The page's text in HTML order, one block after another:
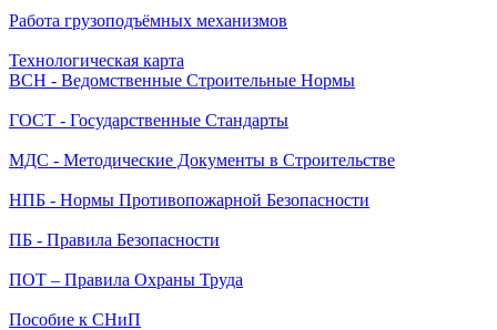
Работа грузоподъёмных механизмов
Технологическая карта
ВСН - Ведомственные Строительные Нормы
ГОСТ - Государственные Стандарты
МДС - Методические Документы в Строительстве
НПБ - Нормы Противопожарной Безопасности
ПБ - Правила Безопасности
ПОТ – Правила Охраны Труда
Пособие к СНиП